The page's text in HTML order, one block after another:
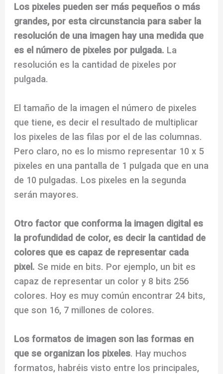
Los pixeles pueden ser más pequeños o más
grandes, por esta circunstancia para saber la
resolución de una imagen hay una medida que
es el número de pixeles por pulgada. La
resolución es la cantidad de pixeles por
pulgada.
El tamaño de la imagen el número de pixeles
que tiene, es decir el resultado de multiplicar
los pixeles de las filas por el de las columnas.
Pero claro, no es lo mismo representar 10 x 5
pixeles en una pantalla de 1 pulgada que en una
de 10 pulgadas. Los pixeles en la segunda
serán mayores.
Otro factor que conforma la imagen digital es
la profundidad de color, es decir la cantidad de
colores que es capaz de representar cada
pixel. Se mide en bits. Por ejemplo, un bit es
capaz de representar un color y 8 bits 256
colores. Hoy es muy común encontrar 24 bits,
que son 16, 7 millones de colores.
Los formatos de imagen son las formas en
que se organizan los pixeles. Hay muchos
formatos, habréis visto entre los principales,